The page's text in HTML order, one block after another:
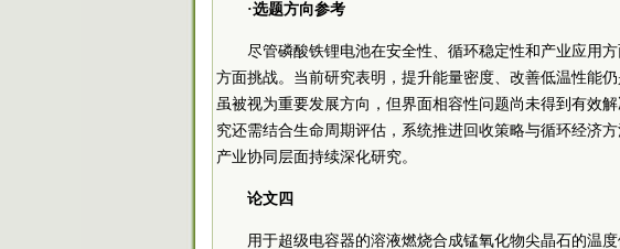
·选题方向参考
尽管磷酸铁锂电池在安全性、循环稳定性和产业应用
方面挑战。当前研究表明，提升能量密度、改善低温性能
虽被视为重要发展方向，但界面相容性问题尚未得到有效
究还需结合生命周期评估，系统推进回收策略与循环经济
产业协同层面持续深化研究。
论文四
用于超级电容器的溶液燃烧合成锰氧化物尖晶石的温